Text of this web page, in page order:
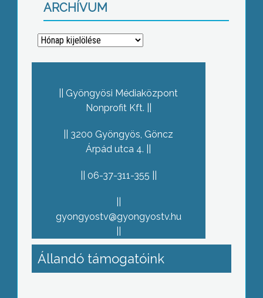
ARCHÍVUM
Archívum
Gyöngyösi Médiaközpont
Nonprofit Kft.
3200 Gyöngyös, Göncz
Árpád utca 4.
06-37-311-355
gyongyostv@gyongyostv.hu
Állandó támogatóink